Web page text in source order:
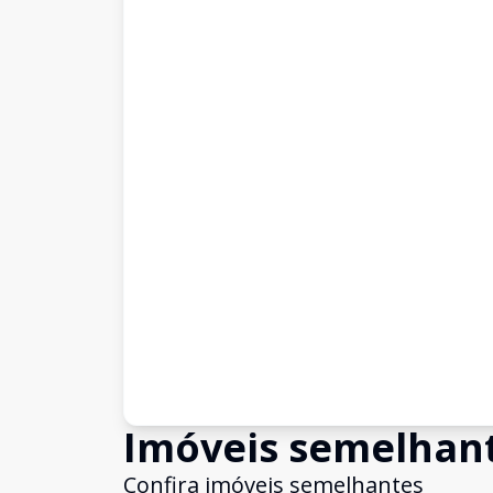
Imóveis
Confira imóveis semelhantes